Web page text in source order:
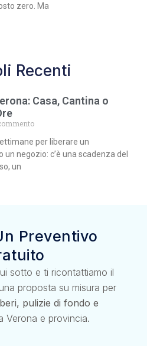
zero. Ma
Recenti
Casa, Cantina o
per liberare un
negozio: c’è una scadenza del
un
Preventivo
sotto e ti ricontattiamo il
proposta su misura per
pulizie di fondo e
Verona e provincia.